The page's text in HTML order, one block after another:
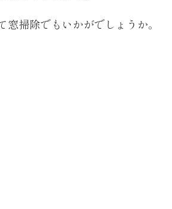
窓掃除でもいかがでしょうか。